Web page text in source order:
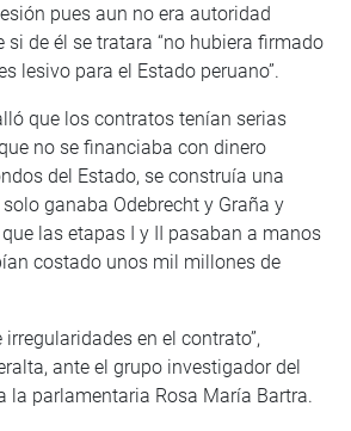
pues aun no era autoridad
si de él se tratara “no hubiera firmado
lesivo para el Estado peruano”.
que los contratos tenían serias
no se financiaba con dinero
del Estado, se construía una
ganaba Odebrecht y Graña y
las etapas I y II pasaban a manos
costado unos mil millones de
irregularidades en el contrato”,
ante el grupo investigador del
la parlamentaria Rosa María Bartra.